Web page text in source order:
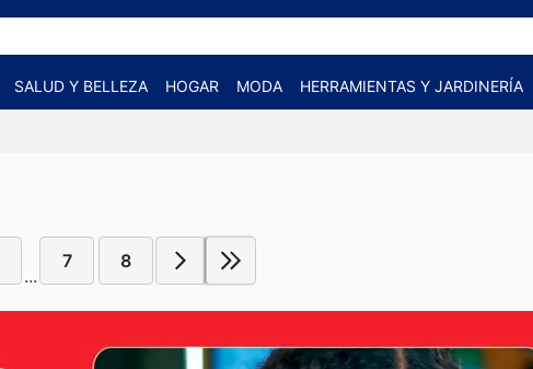
SALUD Y BELLEZA HOGAR MODA HERRAMIENTAS Y JARDINERÍA
...
7 8